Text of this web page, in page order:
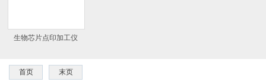
生物芯片点印加工仪
首页 末页